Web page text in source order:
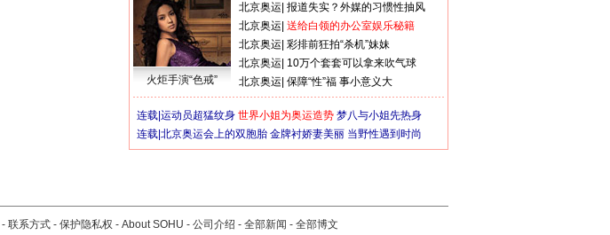
火炬手演“色戒”
北京奥运 报道失实？外媒的习惯性抽风
北京奥运 送给白领的办公室娱乐秘籍
北京奥运 彩排前狂拍“杀机”妹妹
北京奥运 10万个套套可以拿来吹气球
北京奥运 保障“性”福 事小意义大
连载| 运动员超猛纹身 世界小姐为奥运造势 梦八与小姐先热身
连载| 北京奥运会上的双胞胎 金牌衬娇妻美丽 当野性遇到时尚
- 联系方式 - 保护隐私权 - About SOHU - 公司介绍 - 全部新闻 - 全部博文